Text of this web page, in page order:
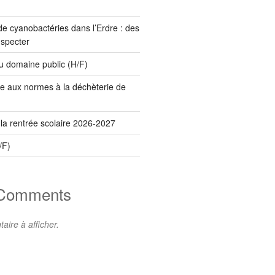
cyanobactéries dans l’Erdre : des
domaine public (H/F)
aux normes à la déchèterie de
rentrée scolaire 2026-2027
à afficher.